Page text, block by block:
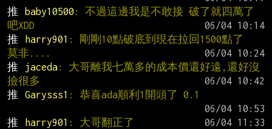
推
baby10500 : 不過這邊我是不敢接 破了就四萬了
吧XDD
推
harry901 : 剛剛10點破底到現在拉回1500點了
莫非....
推
jaceda: 大哥離我七萬多的成本價還好遠,還好沒
撿很多
推
Garysss1 : 恭喜ada順利1開頭了 0.1
推
harry901 : 大哥翻正了